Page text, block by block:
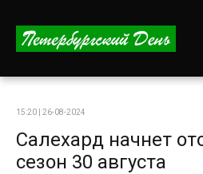
15:20 | 26-08-2024
Салехард начнет
сезон 30 августа